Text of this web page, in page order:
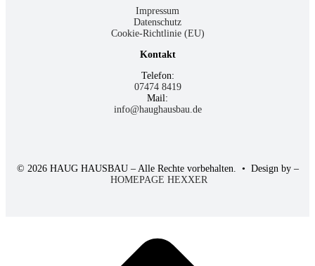
Impressum
Datenschutz
Cookie-Richtlinie (EU)
Kontakt
Telefon:
07474 8419
Mail:
info@haughausbau.de
© 2026 HAUG HAUSBAU – Alle Rechte vorbehalten.
• Design by –
HOMEPAGE HEXXER